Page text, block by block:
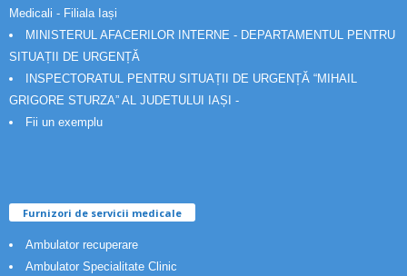
Medicali - Filiala Iași
MINISTERUL AFACERILOR INTERNE - DEPARTAMENTUL PENTRU
SITUAȚII DE URGENȚĂ
INSPECTORATUL PENTRU SITUAȚII DE URGENȚĂ “MIHAIL
GRIGORE STURZA” AL JUDETULUI IAȘI -
Fii un exemplu
Furnizori de servicii medicale
Ambulator recuperare
Ambulator Specialitate Clinic